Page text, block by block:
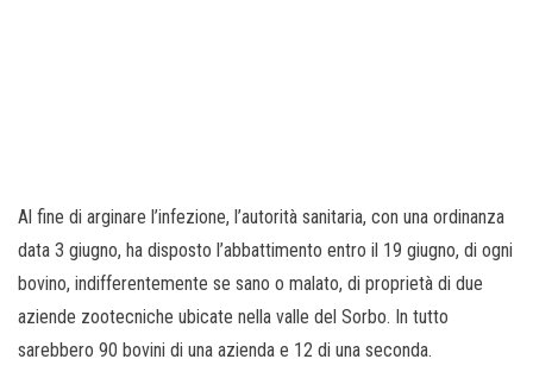
Al fine di arginare l’infezione, l’autorità sanitaria, con una ordinanza
data 3 giugno, ha disposto l’abbattimento entro il 19 giugno, di ogni
bovino, indifferentemente se sano o malato, di proprietà di due
aziende zootecniche ubicate nella valle del Sorbo. In tutto
sarebbero 90 bovini di una azienda e 12 di una seconda.